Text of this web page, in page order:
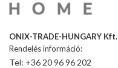
ONIX-TRADE-HUNGARY Kft.
Rendelés információ:
Tel: +36 20 96 96 202